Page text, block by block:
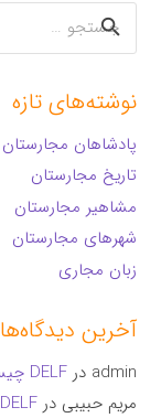
جستجو
برای:
نوشته‌های تازه
پادشاهان مجارستان
تاریخ مجارستان
مشاهیر مجارستان
شهرهای مجارستان
زبان مجاری
آخرین دیدگاه‌ها
admin درDELF چیست؟
مریم حبیبی درDELF چیست؟